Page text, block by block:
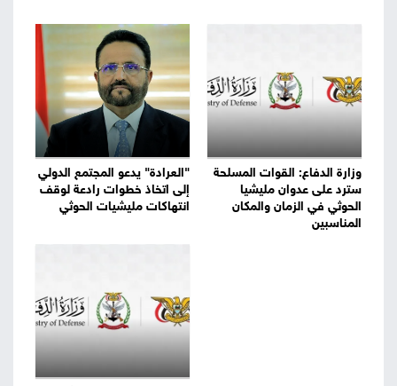
وزارة الدفاع: القوات المسلحة
سترد على عدوان مليشيا
الحوثي في الزمان والمكان
المناسبين
"العرادة" يدعو المجتمع الدولي
إلى اتخاذ خطوات رادعة لوقف
انتهاكات مليشيات الحوثي